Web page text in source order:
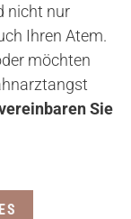
nicht nur
Ihren Atem.
möchten
Sie